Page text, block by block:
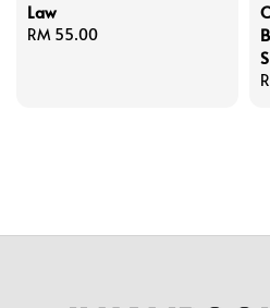
Law
Regular
RM 55.00